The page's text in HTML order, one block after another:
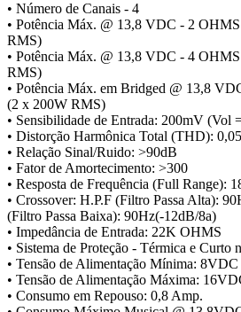
• Número de Canais - 4
• Potência Máx. @ 13,8 VDC - 2
RMS)
• Potência Máx. @ 13,8 VDC - 4
RMS)
• Potência Máx. em Bridged @ 13,8
(2 x 200W RMS)
• Sensibilidade de Entrada: 200mV (Vol
• Distorção Harmônica Total (THD):
• Relação Sinal/Ruido: >90dB
• Fator de Amortecimento: >300
• Resposta de Frequência (Full Range):
• Crossover: H.P.F (Filtro Passa Alta):
(Filtro Passa Baixa): 90Hz(-12dB/8a)
• Impedância de Entrada: 22K OHMS
• Sistema de Proteção - Térmica e Curto
• Tensão de Alimentação Mínima: 8VDC
• Tensão de Alimentação Máxima:
• Consumo em Repouso: 0,8 Amp.